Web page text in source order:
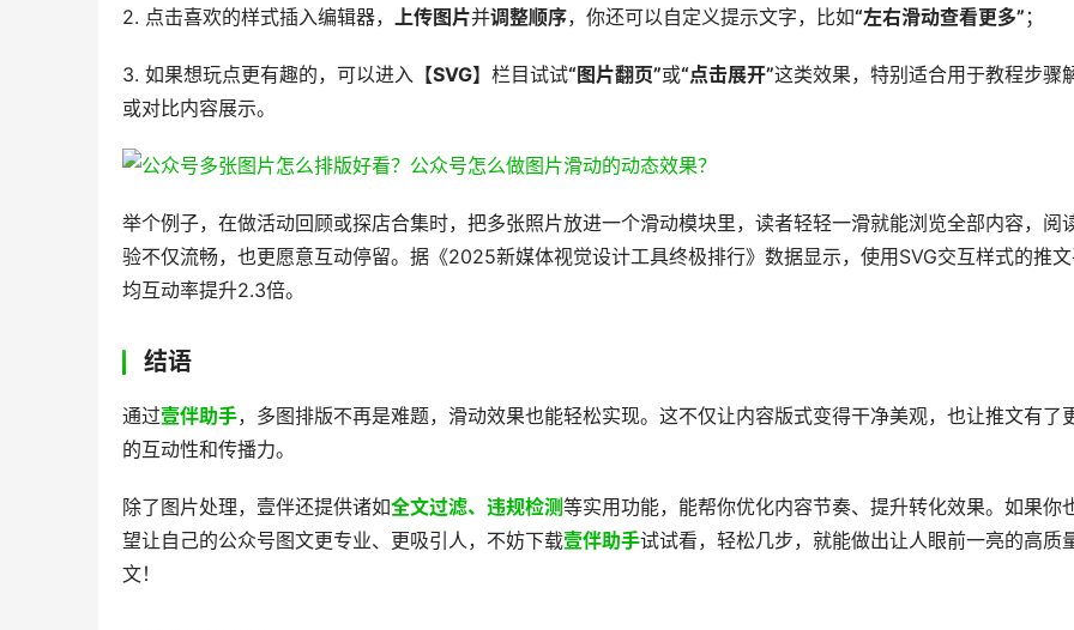
2. 点击喜欢的样式插入编辑器， 上传图片并调整顺序，你还可以自定义提示文字，比如“左右滑动查看更多” ；
3. 如果想玩点更有趣的，可以进入 【SVG】 栏目试试“图片翻页”或“点击展开”这类效果，特别适合用于教程步骤
或对比内容展示。
举个例子，在做活动回顾或探店合集时，把多张照片放进一个滑动模块里，读者轻轻一滑就能浏览全部内容，阅
验不仅流畅，也更愿意互动停留。据《2025新媒体视觉设计工具终极排行》数据显示，使用SVG交互样式的推
均互动率提升2.3倍。
结语
通过壹伴助手，多图排版不再是难题，滑动效果也能轻松实现。这不仅让内容版式变得干净美观，也让推文有了
的互动性和传播力。
除了图片处理，壹伴还提供诸如全文过滤、违规检测等实用功能，能帮你优化内容节奏、提升转化效果。如果你
望让自己的公众号图文更专业、更吸引人，不妨下载壹伴助手试试看，轻松几步，就能做出让人眼前一亮的高质
文！